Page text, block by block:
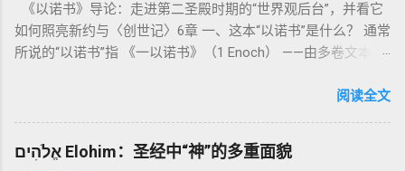
中活出“圣洁”。圣洁不仅是内心态度，更是生活方式。 二、献
祭制度：与神相交的通道 前七章详细描述五种祭： 燔祭
（olah）：全然献上，象征奉献与赎罪； 素祭 （minchah）：
团契的象征； 赎罪祭 （chatat）：针对无意之罪的遮盖； 赎愆
祭 （asham）：针对特定罪行的赔偿与赎回。 这些制度不是单
纯宗教仪式，而是 神提供给罪人恢复关系的方式 。 希伯来文
《以诺书》导论：走进第二圣殿时期的“世界观后台”，并看它
如何照亮新约与〈创世记〉6章 一、这本“以诺书”是什么？ 通常
所说的“以诺书”指 《一以诺书》（1 Enoch） ——由多卷文本构
世纪），虽不在犹太/基督教主流正典之内（ 埃塞俄比亚正教
吉兹语（埃塞俄比亚语） 保存， 死海古卷 出土了多份 阿拉姆
语 残卷，另有 希腊文 片段，显示其广泛流传。 《一以诺书》
阅读全文
אֱלֹהִים Elohim：圣经中“神”的多重面貌